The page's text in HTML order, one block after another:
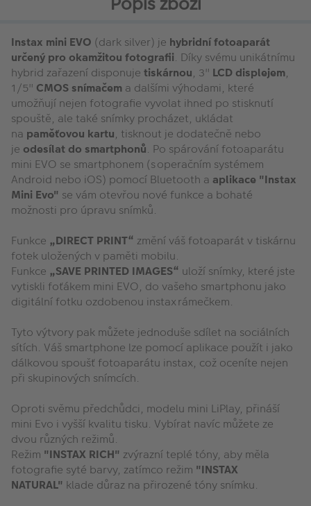
Instax mini EVO (dark silver) je hybridní fotoaparát
určený pro okamžitou fotografii. Díky svému unikátnímu
hybrid zařazení disponuje tiskárnou, 3" LCD displejem,
1/5" CMOS snímačem a dalšími výhodami, které
umožňují nejen fotografie vyvolat ihned po stisknutí
spouště, ale také snímky procházet, ukládat
na paměťovou kartu, tisknout je dodatečně nebo
je odesílat do smartphonů. Po spárování fotoaparátu
mini EVO se smartphonem (s operačním systémem
Android nebo iOS) pomocí Bluetooth a aplikace "Instax
Mini Evo" se vám otevřou nové funkce a bohaté
možnosti pro úpravu snímků.
Funkce „DIRECT PRINT“ změní váš fotoaparát v tiskárnu
fotek uložených v paměti mobilu.
Funkce „SAVE PRINTED IMAGES“ uloží snímky, které jste
vytiskli foťákem mini EVO, do vašeho smartphonu jako
digitální fotku ozdobenou instax rámečkem.
Tyto výtvory pak můžete jednoduše sdílet na sociálních
sítích. Váš smartphone lze pomocí aplikace použít i jako
dálkovou spoušť fotoaparátu instax, což oceníte nejen
při skupinových snímcích.
Oproti svěmu předchůdci, modelu mini LiPlay, přináší
mini Evo i vyšší kvalitu tisku. Vybírat navíc můžete ze
dvou různých režimů.
Režim "INSTAX RICH" zvýrazní teplé tóny, aby měla
fotografie syté barvy, zatímco režim "INSTAX
NATURAL" klade důraz na přirozené tóny snímku.